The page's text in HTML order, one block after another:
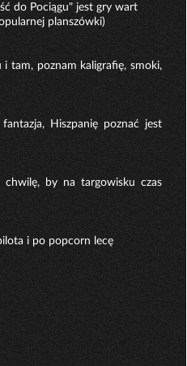
do Pociągu" jest gry wart
planszówki)
tam, poznam kaligrafię, smoki,
Hiszpanię poznać jest
by na targowisku czas
i po popcorn lecę